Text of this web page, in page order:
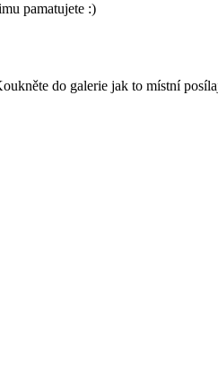
pamatujete :)
do galerie jak to místní